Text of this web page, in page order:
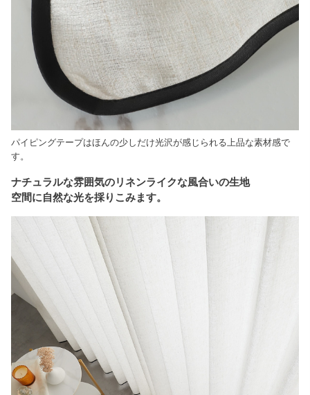
パイピングテープはほんの少しだけ光沢が感じられる上品な素材感で
す。
ナチュラルな雰囲気のリネンライクな風合いの生地
空間に自然な光を採りこみます。